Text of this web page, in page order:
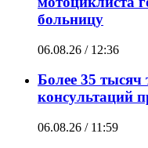
больницу
06.08.26 / 12:36
Более 35 тысяч
консультаций
06.08.26 / 11:59